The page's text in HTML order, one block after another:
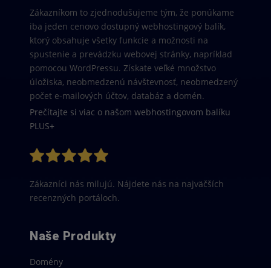
Zákazníkom to zjednodušujeme tým, že ponúkame
iba jeden cenovo dostupný webhostingový balík,
ktorý obsahuje všetky funkcie a možnosti na
spustenie a prevádzku webovej stránky, napríklad
pomocou WordPressu. Získate veľké množstvo
úložiska, neobmedzenú návštevnosť, neobmedzený
počet e-mailových účtov, databáz a domén.
Prečítajte si viac o našom webhostingovom balíku
PLUS+
Zákazníci nás milujú. Nájdete nás na najväčších
recenzných portáloch.
Naše Produkty
Domény